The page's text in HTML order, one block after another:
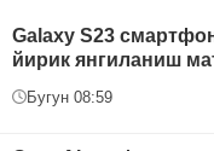
Galaxy S23
йирик янгиланиш
Бугун 08:59